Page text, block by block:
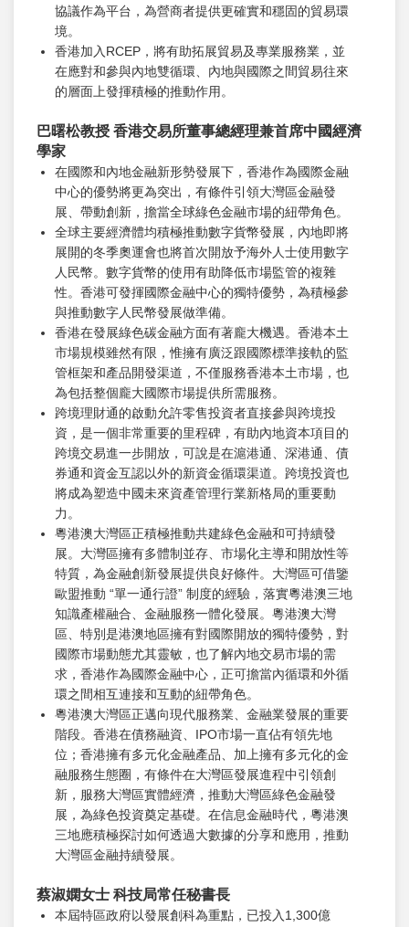
協議作為平台，為營商者提供更確實和穩固的貿易環
境。
香港加入RCEP，將有助拓展貿易及專業服務業，並
在應對和參與內地雙循環、內地與國際之間貿易往來
的層面上發揮積極的推動作用。
巴曙松教授 香港交易所董事總經理兼首席中國經濟
學家
在國際和內地金融新形勢發展下，香港作為國際金融
中心的優勢將更為突出，有條件引領大灣區金融發
展、帶動創新，擔當全球綠色金融市場的紐帶角色。
全球主要經濟體均積極推動數字貨幣發展，內地即將
展開的冬季奧運會也將首次開放予海外人士使用數字
人民幣。數字貨幣的使用有助降低市場監管的複雜
性。香港可發揮國際金融中心的獨特優勢，為積極參
與推動數字人民幣發展做準備。
香港在發展綠色碳金融方面有著龐大機遇。香港本土
市場規模雖然有限，惟擁有廣泛跟國際標準接軌的監
管框架和產品開發渠道，不僅服務香港本土市場，也
為包括整個龐大國際市場提供所需服務。
跨境理財通的啟動允許零售投資者直接參與跨境投
資，是一個非常重要的里程碑，有助內地資本項目的
跨境交易進一步開放，可說是在滬港通、深港通、債
券通和資金互認以外的新資金循環渠道。跨境投資也
將成為塑造中國未來資產管理行業新格局的重要動
力。
粵港澳大灣區正積極推動共建綠色金融和可持續發
展。大灣區擁有多體制並存、市場化主導和開放性等
特質，為金融創新發展提供良好條件。大灣區可借鑒
歐盟推動 “單一通行證” 制度的經驗，落實粵港澳三地
知識產權融合、金融服務一體化發展。粵港澳大灣
區、特別是港澳地區擁有對國際開放的獨特優勢，對
國際市場動態尤其靈敏，也了解內地交易市場的需
求，香港作為國際金融中心，正可擔當內循環和外循
環之間相互連接和互動的紐帶角色。
粵港澳大灣區正邁向現代服務業、金融業發展的重要
階段。香港在債務融資、IPO市場一直佔有領先地
位；香港擁有多元化金融產品、加上擁有多元化的金
融服務生態圈，有條件在大灣區發展進程中引領創
新，服務大灣區實體經濟，推動大灣區綠色金融發
展，為綠色投資奠定基礎。在信息金融時代，粵港澳
三地應積極探討如何透過大數據的分享和應用，推動
大灣區金融持續發展。
蔡淑嫻女士 科技局常任秘書長
本屆特區政府以發展創科為重點，已投入1,300億